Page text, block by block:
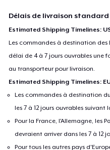
Délais de livraison standard
Estimated Shipping Timelines:
Les commandes à destination des
délai de 4 à 7 jours ouvrables une
au transporteur pour livraison.
Estimated Shipping Timelines:
Les commandes à destination
les 7 à 12 jours ouvrables suivant
Pour la France, l'Allemagne, les
devraient arriver dans les 7 à 12
Pour tous les autres pays